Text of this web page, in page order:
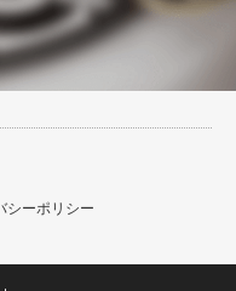
シーポリシー